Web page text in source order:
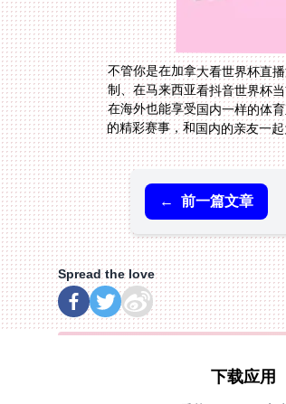
不管你是在加拿大看世界杯直
制、在马来西亚看抖音世界杯
在海外也能享受国内一样的体
的精彩赛事，和国内的亲友一
← 前一篇文章
Spread the love
下载应用